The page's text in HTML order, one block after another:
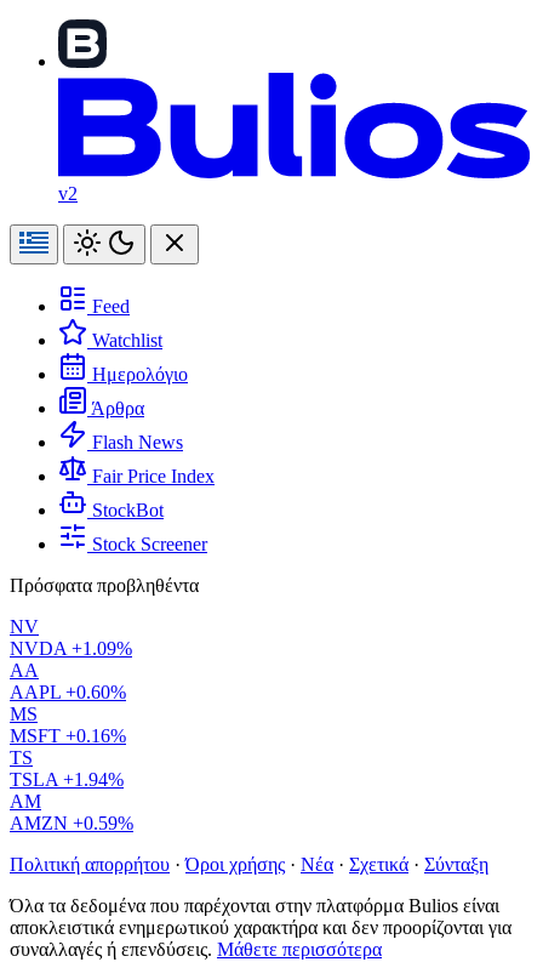
v2
Feed
Watchlist
Ημερολόγιο
Άρθρα
Flash News
Fair Price Index
StockBot
Stock Screener
Πρόσφατα προβληθέντα
NV
NVDA +1.09%
AA
AAPL +0.60%
MS
MSFT +0.16%
TS
TSLA +1.94%
AM
AMZN +0.59%
Πολιτική απορρήτου · Όροι χρήσης · Νέα · Σχετικά · Σύνταξη
Όλα τα δεδομένα που παρέχονται στην πλατφόρμα Bulios είναι
αποκλειστικά ενημερωτικού χαρακτήρα και δεν προορίζονται για
συναλλαγές ή επενδύσεις. Μάθετε περισσότερα